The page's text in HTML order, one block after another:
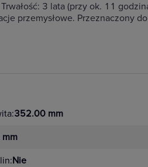
3 lata (przy ok. 11
przemysłowe. Przeznaczony
352.00 mm
Nie